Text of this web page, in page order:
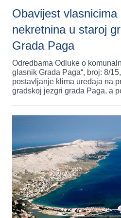
Obavijest
nekretnina u staroj
Grada Paga
Odredbama Odluke o
glasnik Grada Paga“, broj: 8/
postavljanje klima uređaja na
gradskoj jezgri grada Paga, a